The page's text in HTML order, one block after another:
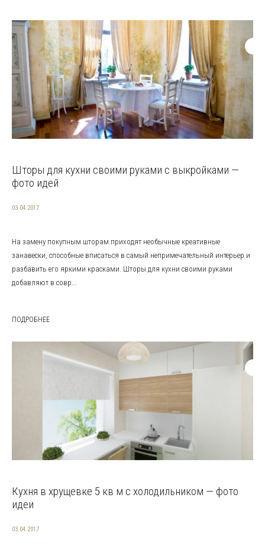
Шторы для кухни своими руками с выкройками —
фото идей
03.04.2017
На замену покупным шторам приходят необычные креативные
занавески, способные вписаться в самый непримечательный интерьер и
разбавить его яркими красками. Шторы для кухни своими руками
добавляют в совр...
ПОДРОБНЕЕ
Кухня в хрущевке 5 кв м с холодильником — фото
идеи
03.04.2017